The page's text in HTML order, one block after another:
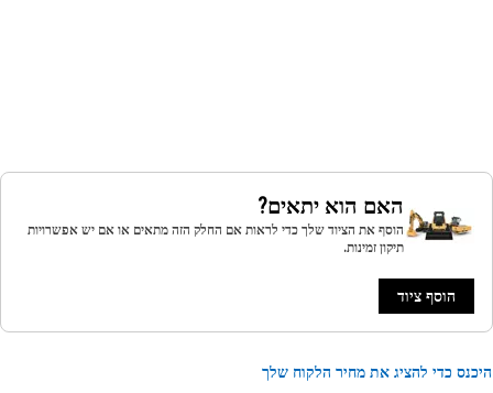
האם הוא יתאים?
הוסף את הציוד שלך כדי לראות אם החלק הזה מתאים או אם יש אפשרויות
תיקון זמינות.
הוסף ציוד
כדי להציג את מחיר הלקוח שלך